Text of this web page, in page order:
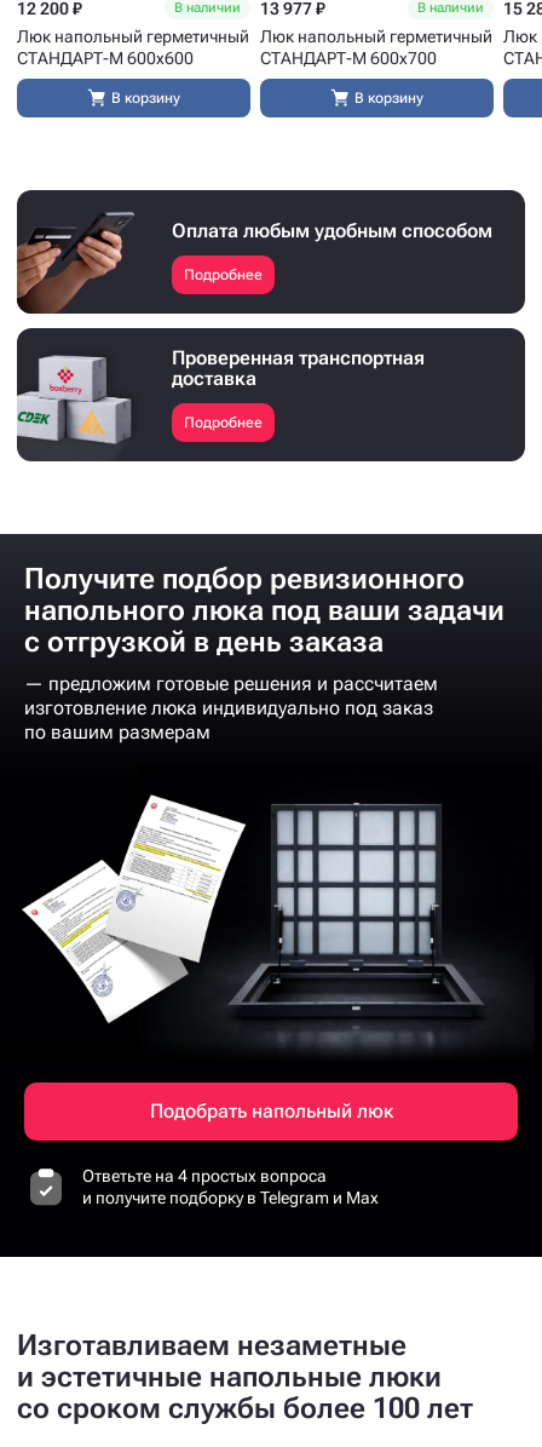
12 200 ₽ В наличии
Люк напольный герметичный
СТАНДАРТ-М 600x600
В корзину
13 977 ₽ В наличии
Люк напольный герметичный
СТАНДАРТ-М 600x700
В корзину
15
Люк
Оплата любым удобным способом
Подробнее
Проверенная транспортная
доставка
Подробнее
Получите подбор ревизионного
напольного люка под ваши задачи
с отгрузкой в день заказа
— предложим готовые решения и рассчитаем
изготовление люка индивидуально под заказ
по вашим размерам
Подобрать напольный люк
Ответьте на 4 простых вопроса
и получите подборку в Telegram и Max
Изготавливаем незаметные
и эстетичные напольные люки
со сроком службы более 100 лет